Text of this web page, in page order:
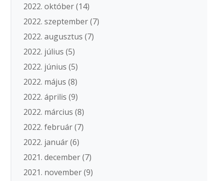
2022. október(14)
2022. szeptember(7)
2022. augusztus (7)
2022. július (5)
2022. június (5)
2022. május (8)
2022. április (9)
2022. március (8)
2022. február(7)
2022. január(6)
2021. december(7)
2021. november(9)